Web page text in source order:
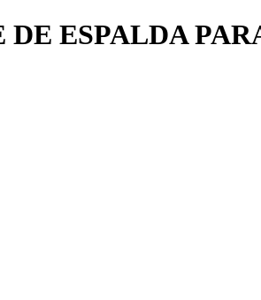
DE ESPALDA